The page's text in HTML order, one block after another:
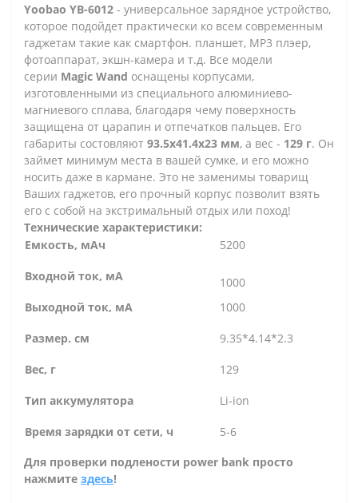
Yoobao YB-6012 - универсальное зарядное устройство,
которое подойдет практически ко всем современным
гаджетам такие как смартфон. планшет, МР3 плэер,
фотоаппарат, экшн-камера и т.д. Все модели
серии Magic Wand оснащены корпусами,
изготовленными из специального алюминиево-
магниевого сплава, благодаря чему поверхность
защищена от царапин и отпечатков пальцев. Его
габариты состовляют 93.5х41.4х23 мм, а вес - 129 г. Он
займет минимум места в вашей сумке, и его можно
носить даже в кармане. Это не заменимы товарищ
Ваших гаджетов, его прочный корпус позволит взять
его с собой на экстримальный отдых или поход!
Технические характеристики:
Емкость, мАч
5200
Входной ток, мА
1000
Выходной ток, мА
1000
Размер. см 9.35*4.14*2.3
Вес, г 129
Тип аккумулятора Li-ion
Время зарядки от сети, ч
5-6
Для проверки подлености power bank просто
нажмите здесь!